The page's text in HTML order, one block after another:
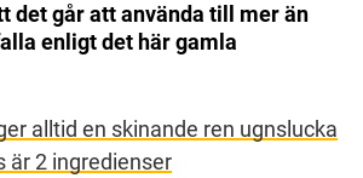
det går att använda till mer än
enligt det här gamla
alltid en skinande ren ugnslucka
är 2 ingredienser